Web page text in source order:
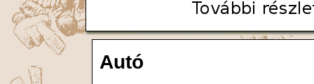
Autó